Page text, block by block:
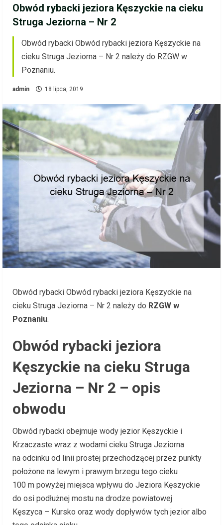
Obwód rybacki jeziora Kęszyckie na cieku
Struga Jeziorna – Nr 2
Obwód rybacki Obwód rybacki jeziora Kęszyckie na
cieku Struga Jeziorna – Nr 2 należy do RZGW w
Poznaniu.
admin 18 lipca, 2019
Obwód rybacki Obwód rybacki jeziora Kęszyckie na
cieku Struga Jeziorna – Nr 2 należy do RZGW w
Poznaniu.
Obwód rybacki jeziora
Kęszyckie na cieku Struga
Jeziorna – Nr 2 – opis
obwodu
Obwód rybacki obejmuje wody jezior Kęszyckie i
Krzaczaste wraz z wodami cieku Struga Jeziorna
na odcinku od linii prostej przechodzącej przez punkty
położone na lewym i prawym brzegu tego cieku
100 m powyżej miejsca wpływu do Jeziora Kęszyckie
do osi podłużnej mostu na drodze powiatowej
Kęszyca – Kursko oraz wody dopływów tych jezior albo